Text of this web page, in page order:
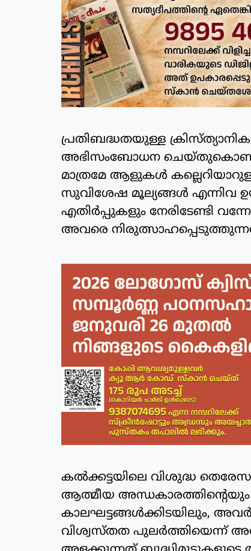
പ്രതിബദ്ധതയുള്ള
അഭിസംബോധന ചെയ്തുകൊണ്ട്,
മാത്രമേ ആളുകൾ
സുവിശേഷ മൂല്യങ്ങൾ എന്നിവ
എതിർപ്പുകളും നേരിടേണ്ടി
അവരെ
കൽക്കട്ടയിലെ വിശുദ്ധ
ആത്മീയ അന്ധകാരത്തിന്റെയും
കാലഘട്ടങ്ങൾക്കിടയിലും,
വിശ്വസ്തത പുലർത്തിയെന്ന്